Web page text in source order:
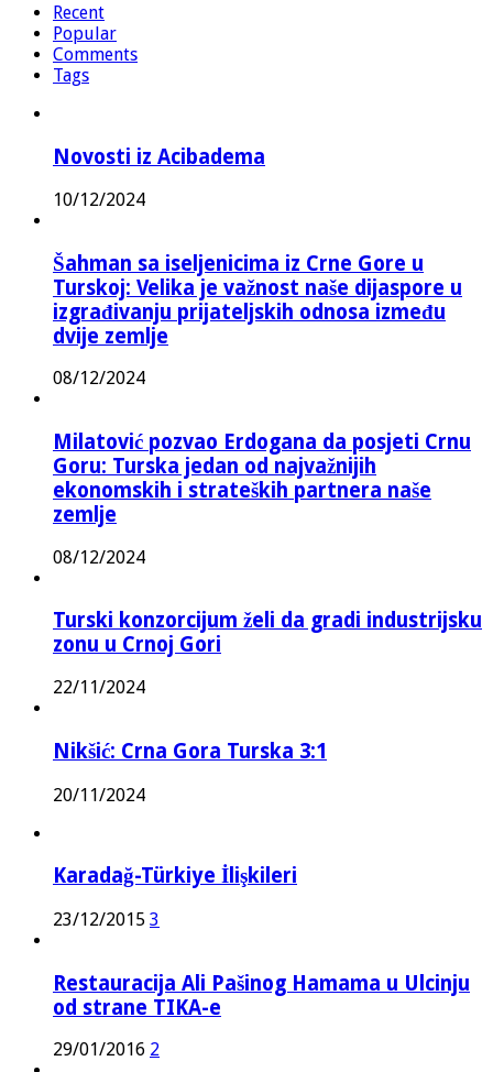
Recent
Popular
Comments
Tags
Novosti iz Acibadema
10/12/2024
Šahman sa iseljenicima iz Crne Gore u
Turskoj: Velika je važnost naše dijaspore u
izgrađivanju prijateljskih odnosa između
dvije zemlje
08/12/2024
Milatović pozvao Erdogana da posjeti Crnu
Goru: Turska jedan od najvažnijih
ekonomskih i strateških partnera naše
zemlje
08/12/2024
Turski konzorcijum želi da gradi industrijsku
zonu u Crnoj Gori
22/11/2024
Nikšić: Crna Gora Turska 3:1
20/11/2024
Karadağ-Türkiye İlişkileri
23/12/2015 3
Restauracija Ali Pašinog Hamama u Ulcinju
od strane TIKA-e
29/01/2016 2